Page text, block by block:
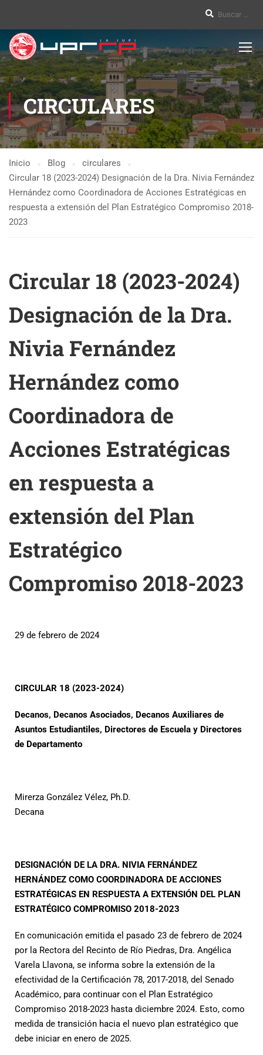
CIRCULARES
Inicio Blog
circulares
Circular 18 (2023-2024) Designación de la Dra. Nivia Fernández
Hernández como Coordinadora de Acciones Estratégicas en
respuesta a extensión del Plan Estratégico Compromiso 2018-
2023
Circular 18 (2023-2024)
Designación de la Dra.
Nivia Fernández
Hernández como
Coordinadora de
Acciones Estratégicas
en respuesta a
extensión del Plan
Estratégico
Compromiso 2018-2023
29 de febrero de 2024
CIRCULAR 18 (2023-2024)
Decanos, Decanos Asociados, Decanos Auxiliares de
Asuntos Estudiantiles, Directores de Escuela y Directores
de Departamento
Mirerza González Vélez, Ph.D.
Decana
DESIGNACIÓN DE LA DRA. NIVIA FERNÁNDEZ
HERNÁNDEZ COMO COORDINADORA DE ACCIONES
ESTRATÉGICAS EN RESPUESTA A EXTENSIÓN DEL PLAN
ESTRATÉGICO COMPROMISO 2018-2023
En comunicación emitida el pasado 23 de febrero de 2024
por la Rectora del Recinto de Río Piedras, Dra. Angélica
Varela Llavona, se informa sobre la extensión de la
efectividad de la Certificación 78, 2017-2018, del Senado
Académico, para continuar con el Plan Estratégico
Compromiso 2018-2023 hasta diciembre 2024. Esto, como
medida de transición hacia el nuevo plan estratégico que
debe iniciar en enero de 2025.